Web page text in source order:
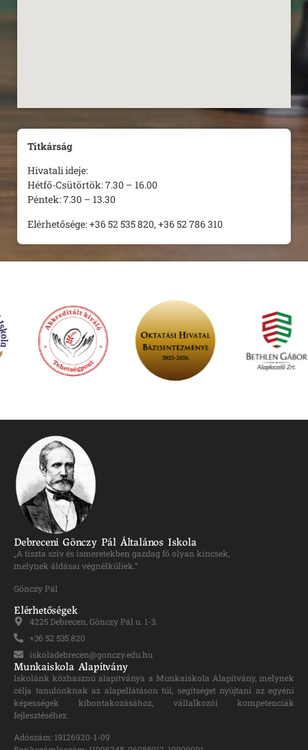
Titkárság
Hivatali ideje:
Hétfő-Csütörtök: 7.30 – 16.00
Péntek: 7.30 – 13.30
Elérhetősége: +36 52 535 820, +36 52 786 310
Debreceni Gönczy Pál Általános Iskola
„A tiszta szív és ismeretekben gazdag fő olyan kincsek,
melynek áldásai végnélküliek.”
Gönczy Pál
Elérhetőségek
4225 Debrecen, Gönczy Pál u. 1-3.
+36 52 535 820
iskoladebrecen@gonczy.edu.hu
Munkaiskola Alapítvány
Iskolánk közhasznú alapítványa a Munkaiskola Alapítvány, melynek
célja tanulónknak az alapellátáson túl, segítséget nyújtani az egyéni
képességek kibontakozásához, vállalkozói kompetenciák
fejlesztéséhez.
Adószám: 19126920-1-09